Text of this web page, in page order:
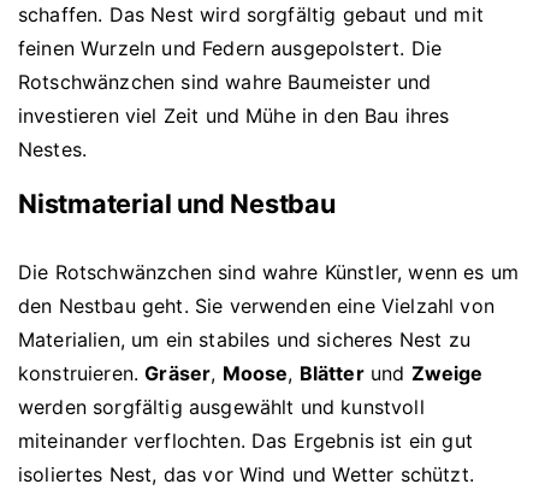
schaffen. Das Nest wird sorgfältig gebaut und mit
feinen Wurzeln und Federn ausgepolstert. Die
Rotschwänzchen sind wahre Baumeister und
investieren viel Zeit und Mühe in den Bau ihres
Nestes.
Nistmaterial und Nestbau
Die Rotschwänzchen sind wahre Künstler, wenn es um
den Nestbau geht. Sie verwenden eine Vielzahl von
Materialien, um ein stabiles und sicheres Nest zu
konstruieren.Gräser, Moose, Blätterund Zweige
werden sorgfältig ausgewählt und kunstvoll
miteinander verflochten. Das Ergebnis ist ein gut
isoliertes Nest, das vor Wind und Wetter schützt.